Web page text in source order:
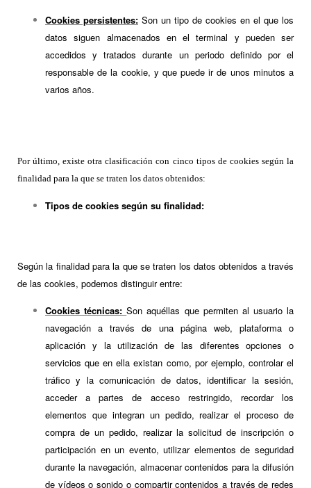
Cookies persistentes: Son un tipo de cookies en el que los
datos siguen almacenados en el terminal y pueden ser
accedidos y tratados durante un periodo definido por el
responsable de la cookie, y que puede ir de unos minutos a
varios años.
Por último, existe otra clasificación con cinco tipos de cookies según la
finalidad para la que se traten los datos obtenidos:
Tipos de cookies según su finalidad:
Según la finalidad para la que se traten los datos obtenidos a través
de las cookies, podemos distinguir entre:
Cookies técnicas:Son aquéllas que permiten al usuario la
navegación a través de una página web, plataforma o
aplicación y la utilización de las diferentes opciones o
servicios que en ella existan como, por ejemplo, controlar el
tráfico y la comunicación de datos, identificar la sesión,
acceder a partes de acceso restringido, recordar los
elementos que integran un pedido, realizar el proceso de
compra de un pedido, realizar la solicitud de inscripción o
participación en un evento, utilizar elementos de seguridad
durante la navegación, almacenar contenidos para la difusión
de vídeos o sonido o compartir contenidos a través de redes